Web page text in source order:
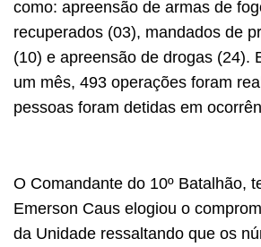
como: apreensão de armas de
recuperados (03), mandados de
(10) e apreensão de drogas (24).
um mês, 493 operações foram
pessoas foram detidas em
O Comandante do 10º Batalhão,
Emerson Caus elogiou o
da Unidade ressaltando que os